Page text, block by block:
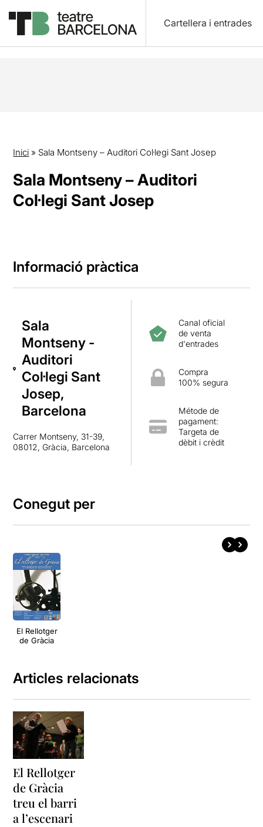
Cartellera i entrades
Inici » Sala Montseny – Auditori Col·legi Sant Josep
Sala Montseny – Auditori
Col·legi Sant Josep
Informació pràctica
Sala
Montseny -
Auditori
Col·legi Sant
Josep,
Barcelona
Carrer Montseny, 31-39,
08012, Gràcia, Barcelona
Canal oficial
de venta
d'entrades
Compra
100% segura
Métode de
pagament:
Targeta de
dèbit i crèdit
Conegut per
El Rellotger
de Gràcia
Articles relacionats
El Rellotger
de Gràcia
treu el barri
a l’escenari